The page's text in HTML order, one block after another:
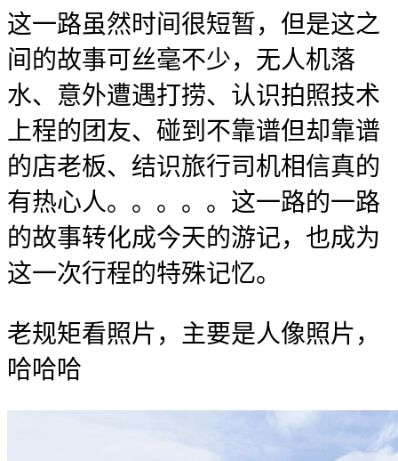
这一路虽然时间很短暂，但是这之
间的故事可丝毫不少，无人机落
水、意外遭遇打捞、认识拍照技术
上程的团友、碰到不靠谱但却靠谱
的店老板、结识旅行司机相信真的
有热心人。。。。。这一路的一路
的故事转化成今天的游记，也成为
这一次行程的特殊记忆。
老规矩看照片，主要是人像照片，
哈哈哈